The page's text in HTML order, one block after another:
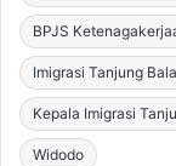
BPJS
Imigrasi Tanjung
Kepala Imigrasi
Widodo